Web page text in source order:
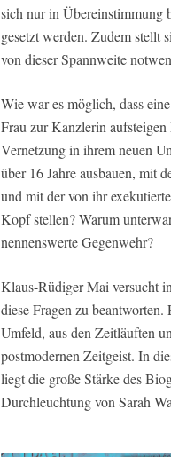
sich nur in Übereinstimmung
gesetzt werden. Zudem stellt
von dieser Spannweite
Wie war es möglich, dass
Frau zur Kanzlerin
Vernetzung in ihrem neuen
über 16 Jahre ausbauen, mit
und mit der von ihr
Kopf stellen? Warum
nennenswerte Gegenwehr?
Klaus-Rüdiger Mai versucht
diese Fragen zu
Umfeld, aus den Zeitläuften
postmodernen Zeitgeist. In
liegt die große Stärke des
Durchleuchtung von Sarah